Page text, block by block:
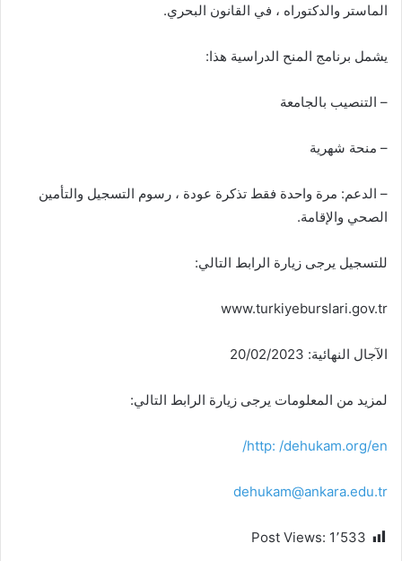
الماستر والدكتوراه ، في القانون البحري.
يشمل برنامج المنح الدراسية هذا:
– التنصيب بالجامعة
– منحة شهرية
– الدعم: مرة واحدة فقط تذكرة عودة ، رسوم التسجيل والتأمين
الصحي والإقامة.
للتسجيل يرجى زيارة الرابط التالي:
www.turkiyeburslari.gov.tr
الآجال النهائية: 20/02/2023
لمزيد من المعلومات يرجى زيارة الرابط التالي:
http: /dehukam.org/en/
dehukam@ankara.edu.tr
Post Views: 1٬533